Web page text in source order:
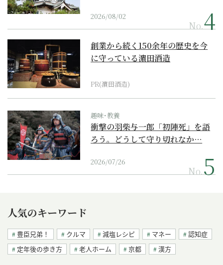
2026/08/02
No.
創業から続く150余年の歴史を今
に守っている濵田酒造
PR(濵田酒造)
趣味･教養
衝撃の羽柴与一郎「初陣死」を語
ろう。どうして守り切れなか…
2026/07/26
No.
人気のキーワード
豊臣兄弟！ クルマ 減塩レシピ マネー
認知症
定年後の歩き方
老人ホーム 京都 漢方